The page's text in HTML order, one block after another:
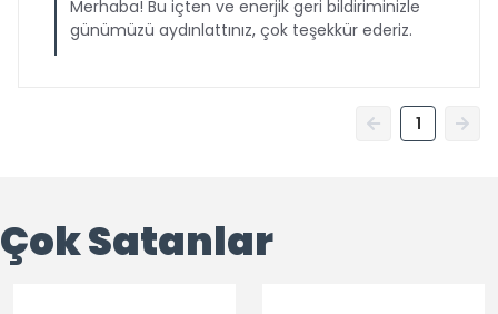
Merhaba! Bu içten ve enerjik geri bildiriminizle
günümüzü aydınlattınız, çok teşekkür ederiz.
1
Çok Satanlar